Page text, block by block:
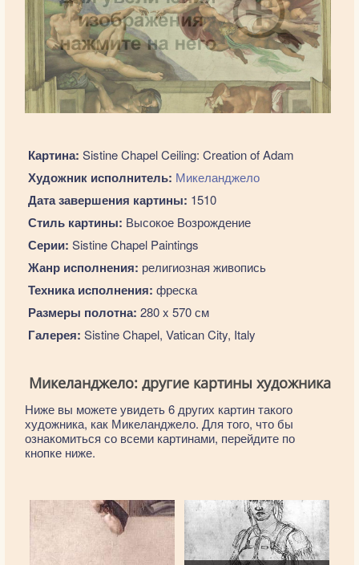
Картина: Sistine Chapel Ceiling: Creation of Adam
Художник исполнитель: Микеланджело
Дата завершения картины: 1510
Стиль картины: Высокое Возрождение
Серии: Sistine Chapel Paintings
Жанр исполнения: религиозная живопись
Техника исполнения: фреска
Размеры полотна: 280 x 570 см
Галерея: Sistine Chapel, Vatican City, Italy
Микеланджело: другие картины художника
Ниже вы можете увидеть 6 других картин такого
художника, как Микеланджело. Для того, что бы
ознакомиться со всеми картинами, перейдите по
кнопке ниже.